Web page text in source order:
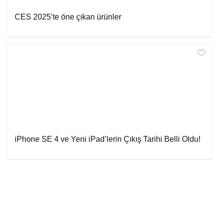
CES 2025’te öne çıkan ürünler
iPhone SE 4 ve Yeni iPad’lerin Çıkış Tarihi Belli Oldu!